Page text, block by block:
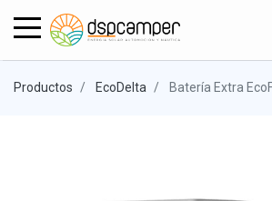
Productos EcoDelta Batería Extra